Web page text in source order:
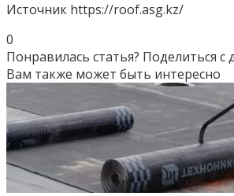
Источник https://roof.asg.kz/
0
Понравилась статья? Поделиться с
Вам также может быть интересно